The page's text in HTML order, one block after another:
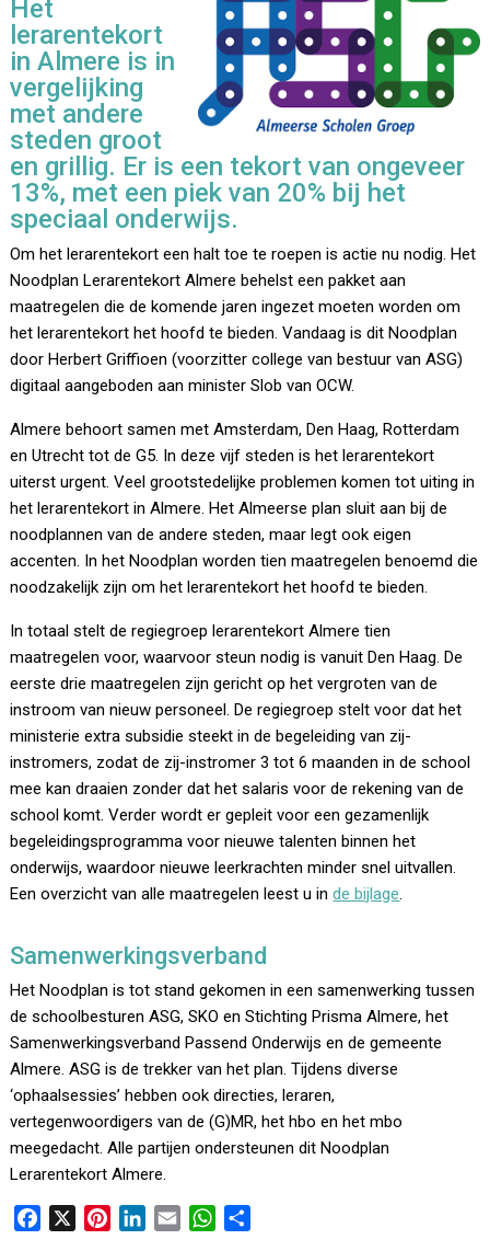
Het
lerarentekort
in Almere is in
vergelijking
met andere
steden groot
en grillig. Er is een tekort van ongeveer
13%, met een piek van 20% bij het
speciaal onderwijs.
Om het lerarentekort een halt toe te roepen is actie nu nodig. Het
Noodplan Lerarentekort Almere behelst een pakket aan
maatregelen die de komende jaren ingezet moeten worden om
het lerarentekort het hoofd te bieden. Vandaag is dit Noodplan
door Herbert Griffioen (voorzitter college van bestuur van ASG)
digitaal aangeboden aan minister Slob van OCW.
Almere behoort samen met Amsterdam, Den Haag, Rotterdam
en Utrecht tot de G5. In deze vijf steden is het lerarentekort
uiterst urgent. Veel grootstedelijke problemen komen tot uiting in
het lerarentekort in Almere. Het Almeerse plan sluit aan bij de
noodplannen van de andere steden, maar legt ook eigen
accenten. In het Noodplan worden tien maatregelen benoemd die
noodzakelijk zijn om het lerarentekort het hoofd te bieden.
In totaal stelt de regiegroep lerarentekort Almere tien
maatregelen voor, waarvoor steun nodig is vanuit Den Haag. De
eerste drie maatregelen zijn gericht op het vergroten van de
instroom van nieuw personeel. De regiegroep stelt voor dat het
ministerie extra subsidie steekt in de begeleiding van zij-
instromers, zodat de zij-instromer 3 tot 6 maanden in de school
mee kan draaien zonder dat het salaris voor de rekening van de
school komt. Verder wordt er gepleit voor een gezamenlijk
begeleidingsprogramma voor nieuwe talenten binnen het
onderwijs, waardoor nieuwe leerkrachten minder snel uitvallen.
Een overzicht van alle maatregelen leest u inde bijlage.
Samenwerkingsverband
Het Noodplan is tot stand gekomen in een samenwerking tussen
de schoolbesturen ASG, SKO en Stichting Prisma Almere, het
Samenwerkingsverband Passend Onderwijs en de gemeente
Almere. ASG is de trekker van het plan. Tijdens diverse
‘ophaalsessies’ hebben ook directies, leraren,
vertegenwoordigers van de (G)MR, het hbo en het mbo
meegedacht. Alle partijen ondersteunen dit Noodplan
Lerarentekort Almere.
W